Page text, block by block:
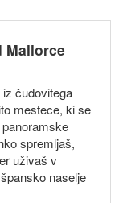
Mallorce
čudovitega
mestece, ki se
spremljaš,
uživaš v
naselje